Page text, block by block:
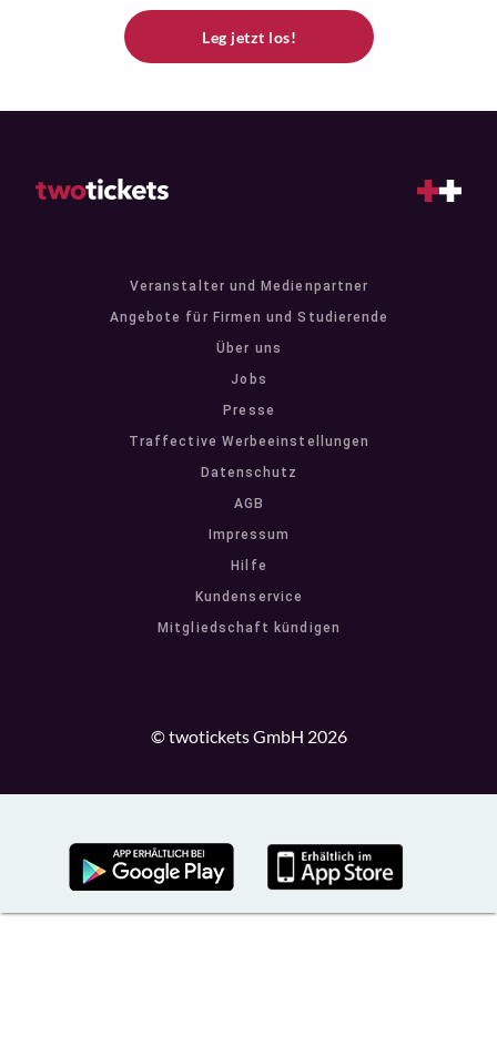
Leg jetzt los!
Veranstalter und Medienpartner
Angebote für Firmen und Studierende
Über uns
Jobs
Presse
Traffective Werbeeinstellungen
Datenschutz
AGB
Impressum
Hilfe
Kundenservice
Mitgliedschaft kündigen
© twotickets GmbH 2026